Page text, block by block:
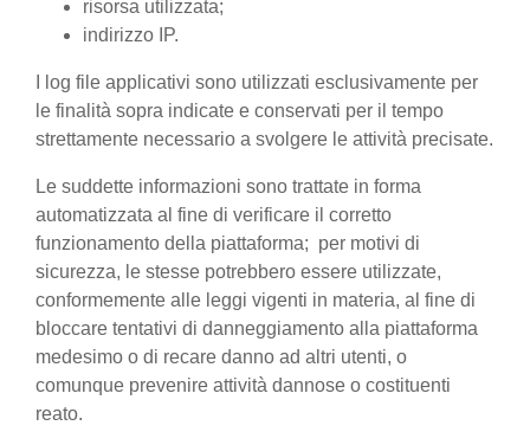
risorsa utilizzata;
indirizzo IP.
I log file applicativi sono utilizzati esclusivamente per
le finalità sopra indicate e conservati per il tempo
strettamente necessario a svolgere le attività precisate.
Le suddette informazioni sono trattate in forma
automatizzata al fine di verificare il corretto
funzionamento della piattaforma; per motivi di
sicurezza, le stesse potrebbero essere utilizzate,
conformemente alle leggi vigenti in materia, al fine di
bloccare tentativi di danneggiamento alla piattaforma
medesimo o di recare danno ad altri utenti, o
comunque prevenire attività dannose o costituenti
reato.